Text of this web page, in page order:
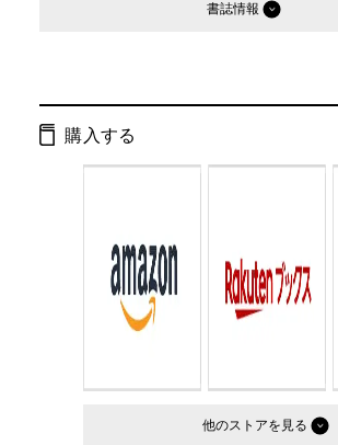
書誌情報
ページ数：
判型： B5判変型
購入する
他のストア